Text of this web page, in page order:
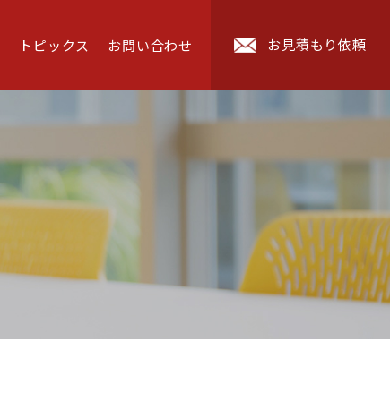
トピックス お問い合わせ お見積もり依頼